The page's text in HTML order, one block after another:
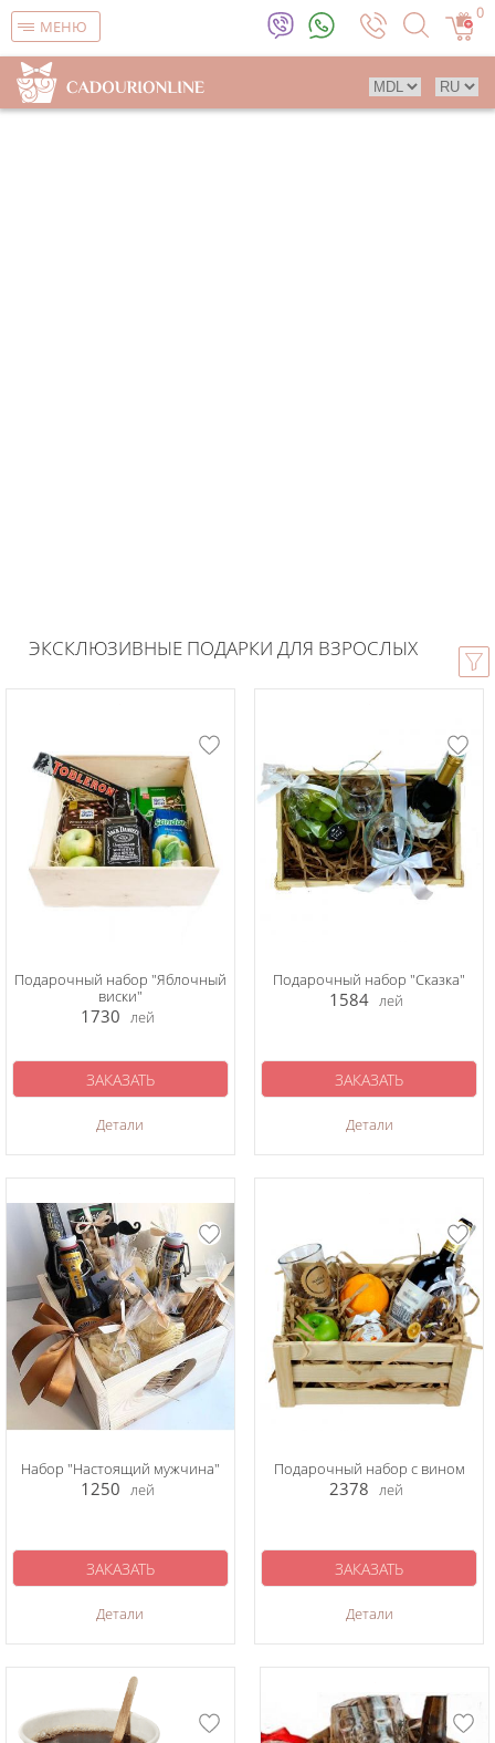
МЕНЮ
0
ЭКСКЛЮЗИВНЫЕ ПОДАРКИ ДЛЯ ВЗРОСЛЫХ
Подарочный набор "Яблочный
виски"
1730 лей
Детали
ЗАКАЗАТЬ
Подарочный набор "Сказка"
1584 лей
Детали
ЗАКАЗАТЬ
Набор "Настоящий мужчина"
1250 лей
Детали
ЗАКАЗАТЬ
Подарочный набор с вином
2378 лей
Детали
ЗАКАЗАТЬ